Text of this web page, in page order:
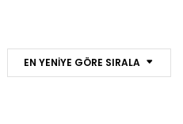
EN YENIYE GÖRE SIRALA